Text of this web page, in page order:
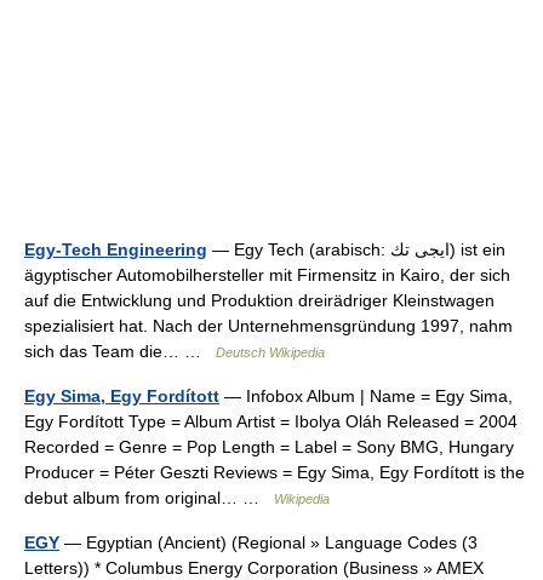
Egy-Tech Engineering — Egy Tech (arabisch: ايجى تك) ist ein
ägyptischer Automobilhersteller mit Firmensitz in Kairo, der sich
auf die Entwicklung und Produktion dreirädriger Kleinstwagen
spezialisiert hat. Nach der Unternehmensgründung 1997, nahm
sich das Team die… …
Deutsch Wikipedia
Egy Sima, Egy Fordított — Infobox Album | Name = Egy Sima,
Egy Fordított Type = Album Artist = Ibolya Oláh Released = 2004
Recorded = Genre = Pop Length = Label = Sony BMG, Hungary
Producer = Péter Geszti Reviews = Egy Sima, Egy Fordított is the
debut album from original… …
Wikipedia
EGY — Egyptian (Ancient) (Regional » Language Codes (3
Letters)) * Columbus Energy Corporation (Business » AMEX